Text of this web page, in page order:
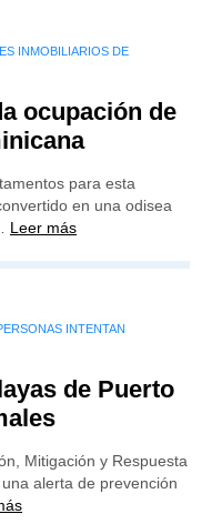
INMOBILIARIOS DE
ocupación de
para esta
en una odisea
Leer más
INTENTAN
de Puerto
Mitigación y Respuesta
alerta de prevención